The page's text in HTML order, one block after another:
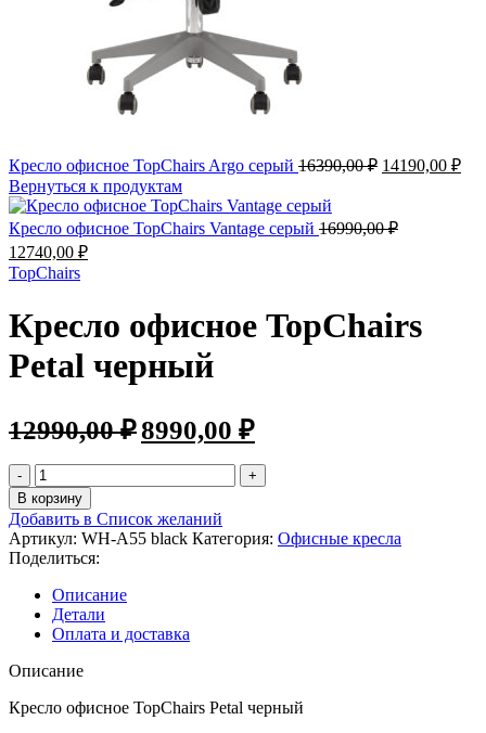
Кресло офисное TopChairs Argo серый 16390,00₽ 14190,00 ₽
Вернуться к продуктам
Кресло офисное TopChairs Vantage серый 16990,00₽
12740,00 ₽
TopChairs
Кресло офисное TopChairs
Petal черный
12990,00₽8990,00 ₽
В корзину
Добавить в Список желаний
Артикул: WH-A55 black Категория: Офисные кресла
Поделиться:
Описание
Детали
Оплата и доставка
Описание
Кресло офисное TopChairs Petal черный